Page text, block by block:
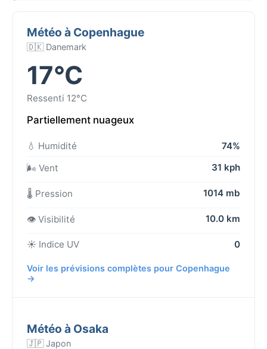
Météo à Copenhague
🇩🇰 Danemark
17°C
Ressenti 12°C
Partiellement nuageux
💧 Humidité
74%
🌬️ Vent
31 kph
🌡️ Pression 1014 mb
👁️ Visibilité 10.0 km
☀️ Indice UV 0
Voir les prévisions complètes pour Copenhague
→
Météo à Osaka
🇯🇵 Japon